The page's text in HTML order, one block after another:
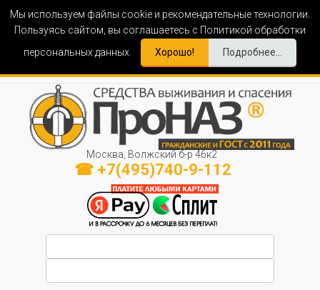
Мы используем файлы cookie и рекомендательные технологии.
Пользуясь сайтом, вы соглашаетесь с Политикой обработки
персональных данных.
Хорошо! Подробнее...
Москва, Волжский б-р 46к2
☎ +7(495)740-9-112